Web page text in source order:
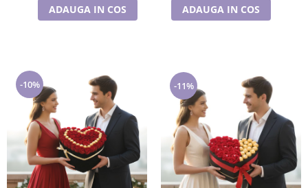
ADAUGA IN COS ADAUGA IN COS
-10% -11%